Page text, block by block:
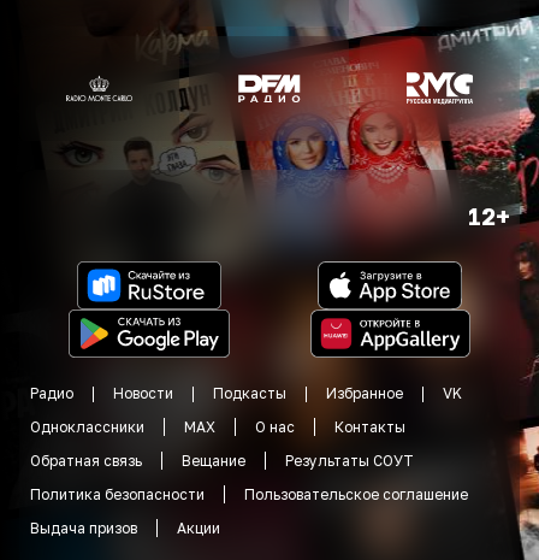
12+
Радио Новости Подкасты Избранное
VK
Одноклассники
MAX О нас
Контакты
Обратная связь
Вещание
Результаты СОУТ
Политика безопасности
Пользовательское соглашение
Выдача призов
Акции